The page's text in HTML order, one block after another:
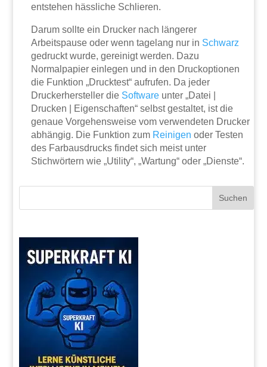
entstehen hässliche Schlieren.
Darum sollte ein Drucker nach längerer
Arbeitspause oder wenn tagelang nur in Schwarz
gedruckt wurde, gereinigt werden. Dazu
Normalpapier einlegen und in den Druckoptionen
die Funktion „Drucktest“ aufrufen. Da jeder
Druckerhersteller die Software unter „Datei |
Drucken | Eigenschaften“ selbst gestaltet, ist die
genaue Vorgehensweise vom verwendeten Drucker
abhängig. Die Funktion zum Reinigen oder Testen
des Farbausdrucks findet sich meist unter
Stichwörtern wie „Utility“, „Wartung“ oder „Dienste“.